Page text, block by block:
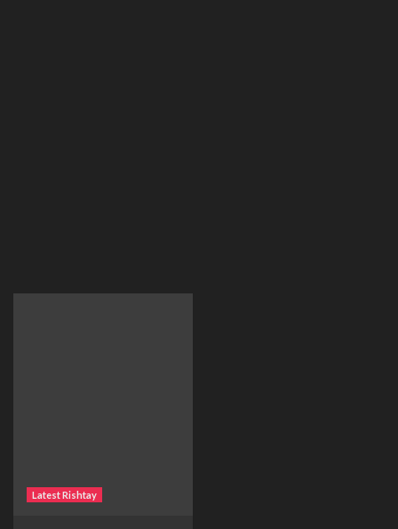
Latest Rishtay